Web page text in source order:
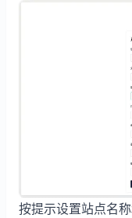
按提示设置站点名